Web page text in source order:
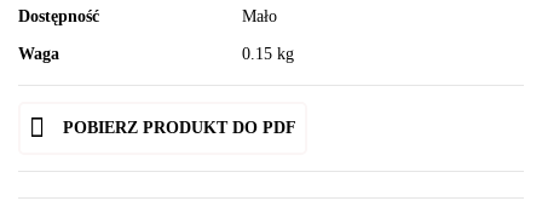
Dostępność Mało
Waga 0.15 kg
POBIERZ PRODUKT DO PDF